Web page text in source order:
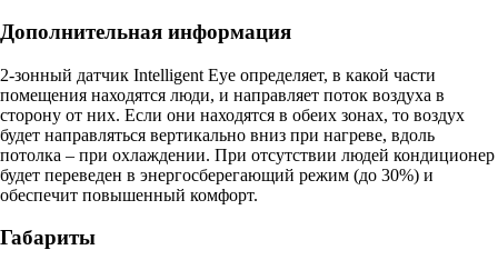
Дополнительная информация
2-зонный датчик Intelligent Eye определяет, в какой части
помещения находятся люди, и направляет поток воздуха в
сторону от них. Если они находятся в обеих зонах, то воздух
будет направляться вертикально вниз при нагреве, вдоль
потолка – при охлаждении. При отсутствии людей кондиционер
будет переведен в энергосберегающий режим (до 30%) и
обеспечит повышенный комфорт.
Габариты